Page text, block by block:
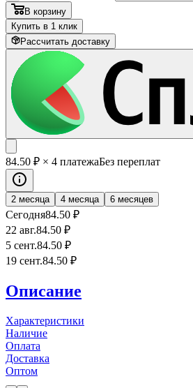
В корзину
Купить в 1 клик
Рассчитать доставку
84.50 ₽ × 4 платежаБез переплат
2 месяца 4 месяца 6 месяцев
Сегодня84.50 ₽
22 авг.84.50 ₽
5 сент.84.50 ₽
19 сент.84.50 ₽
Описание
Характеристики
Наличие
Оплата
Доставка
Оптом